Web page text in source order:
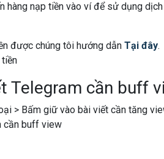
hàng nạp tiền vào ví để sử dụng
được chúng tôi hướng dẫn Tại đây.
Telegram cần buff
> Bấm giữ vào bài viết cần tăng